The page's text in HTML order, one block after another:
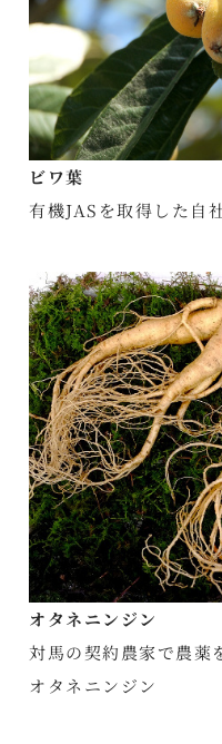
ビワ葉
有機JASを取得した自
オタネニンジン
対馬の契約農家で農薬
オタネニンジン